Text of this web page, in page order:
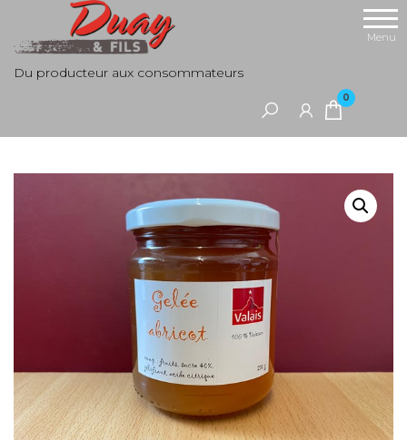
Du producteur aux consommateurs
0
Menu